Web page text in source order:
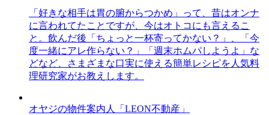
「好きな相手は胃の腑からつかめ」って、昔はオンナ
に言われてたことですが、今はオトコにも言えるこ
と。飲んだ後「ちょっと一杯寄ってかない？」、「今
度一緒にアレ作らない？」「週末ホムパしようよ」な
どなど、さまざまな口実に使える簡単レシピを人気料
理研究家がお教えします。
オヤジの物件案内人「LEON不動産」